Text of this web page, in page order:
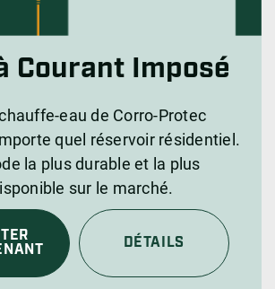
Courant Imposé
eau de Corro-Protec
quel réservoir résidentiel.
la plus durable et la plus
sur le marché.
DÉTAILS